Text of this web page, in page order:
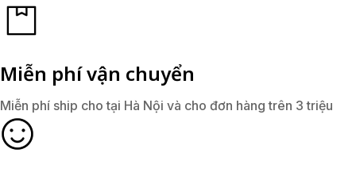
Miễn phí vận chuyển
Miễn phí ship cho tại Hà Nội và cho đơn hàng trên 3 triệu